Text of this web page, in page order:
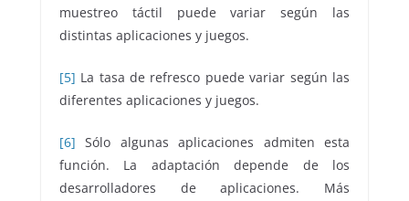
muestreo táctil puede variar según las
distintas aplicaciones y juegos.
[5] La tasa de refresco puede variar según las
diferentes aplicaciones y juegos.
[6] Sólo algunas aplicaciones admiten esta
función. La adaptación depende de los
desarrolladores de aplicaciones. Más